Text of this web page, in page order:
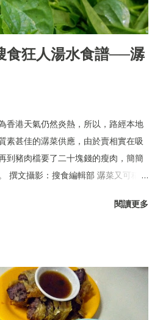
食狂人湯水食譜──潺
香港天氣仍然炎熱，所以，路經本地
素甚佳的潺菜供應，由於賣相實在吸
到豬肉檔要了二十塊錢的瘦肉，簡簡
撰文攝影：搜食編輯部 潺菜又可稱木
閱讀更多